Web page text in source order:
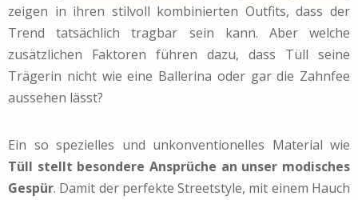
zeigen in ihren stilvoll kombinierten Outfits, dass der
Trend tatsächlich tragbar sein kann. Aber welche
zusätzlichen Faktoren führen dazu, dass Tüll seine
Trägerin nicht wie eine Ballerina oder gar die Zahnfee
aussehen lässt?
Ein so spezielles und unkonventionelles Material wie
Tüll stellt besondere Ansprüche an unser modisches
Gespür. Damit der perfekte Streetstyle, mit einem Hauch